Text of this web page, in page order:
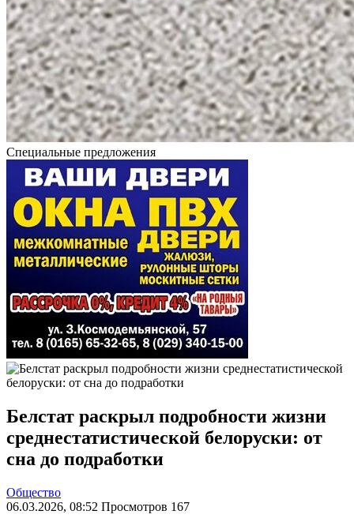
Специальные предложения
Белстат раскрыл подробности жизни
среднестатистической белоруски: от
сна до подработки
Общество
06.03.2026, 08:52 Просмотров 167